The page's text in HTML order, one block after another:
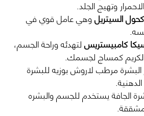
وتهيج الجلد.
كحول السيتريلوهي عامل قوي في
كامبيستريسلتهدئه وراحة الجسم،
كمساج لجسمك.
مرطب لاروش بوزيه للبشرة
.
الجافةيستخدم للجسم والبشره